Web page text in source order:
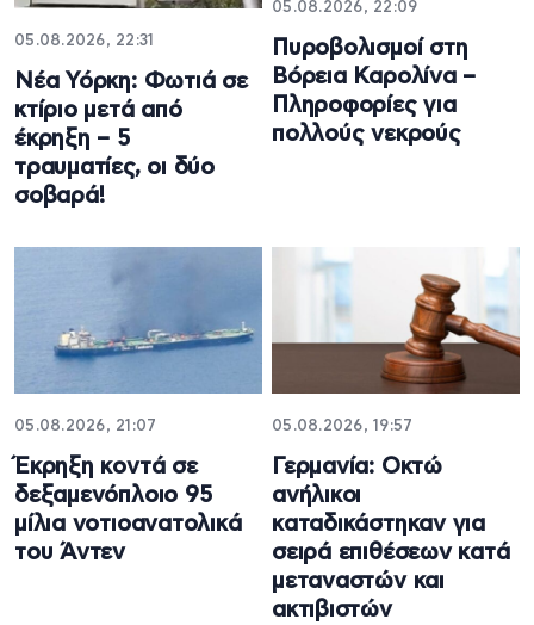
05.08.2026, 22:31
Νέα Υόρκη: Φωτιά σε
κτίριο μετά από
έκρηξη – 5
τραυματίες, οι δύο
σοβαρά!
05.08.2026, 22:09
Πυροβολισμοί στη
Βόρεια Καρολίνα –
Πληροφορίες για
πολλούς νεκρούς
05.08.2026, 21:07
Έκρηξη κοντά σε
δεξαμενόπλοιο 95
μίλια νοτιοανατολικά
του Άντεν
05.08.2026, 19:57
Γερμανία: Οκτώ
ανήλικοι
καταδικάστηκαν για
σειρά επιθέσεων κατά
μεταναστών και
ακτιβιστών